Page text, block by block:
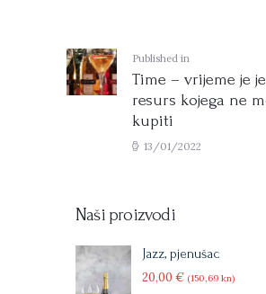
Published in
post:
Time – vrijeme je
resurs kojega ne
kupiti
13/01/2022
Naši proizvodi
Jazz, pjenušac
2000 € (150 69 kn)